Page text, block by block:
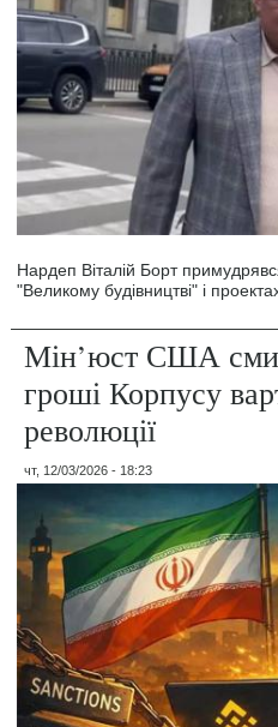
Нардеп Віталій Борт
"Великому будівництві" і
Мін’юст США
гроші Корпусу
революції
чт, 12/03/2026 - 18:23